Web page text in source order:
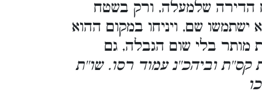
הדירה שלמעלה, ורק בשטח
שם, ויניחו במקום ההוא
מותר בלי שום הגבלה, גם
קס''ת וביהכ''נ עמוד רסו. שו''ת